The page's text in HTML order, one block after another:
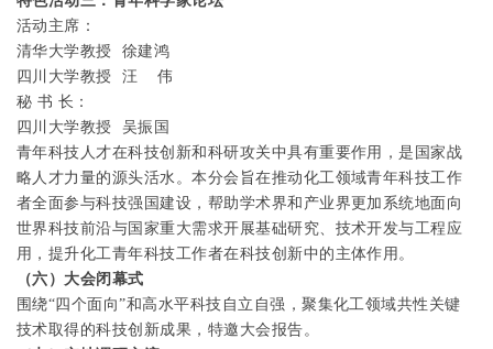
活动主席：
清华大学教授
徐建鸿
四川大学教授
汪
伟
秘 书 长：
四川大学教授
吴振国
青年科技人才在科技创新和科研攻关中具有重要作用，是国家战
略人才力量的源头活水。本分会旨在推动化工领域青年科技工作
者全面参与科技强国建设，帮助学术界和产业界更加系统地面向
世界科技前沿与国家重大需求开展基础研究、技术开发与工程应
用，提升化工青年科技工作者在科技创新中的主体作用。
（六）大会闭幕式
围绕“四个面向”和高水平科技自立自强，聚集化工领域共性关键
技术取得的科技创新成果，特邀大会报告。